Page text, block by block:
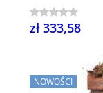
zł 333,58
NOWOŚCI